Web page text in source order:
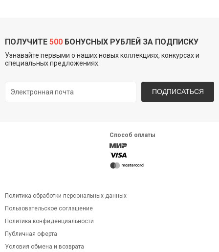
ПОЛУЧИТЕ 500 БОНУСНЫХ РУБЛЕЙ ЗА ПОДПИСКУ
Узнавайте первыми о наших новых коллекциях, конкурсах и
специальных предложениях.
ПОДПИСАТЬСЯ
Способ оплаты
Политика обработки персональных данных
Пользовательское соглашение
Политика конфиденциальности
Публичная оферта
Условия обмена и возврата